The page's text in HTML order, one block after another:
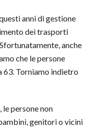
anni di gestione
dei trasporti
anche
che le persone
63. Torniamo indietro
persone non
genitori o vicini